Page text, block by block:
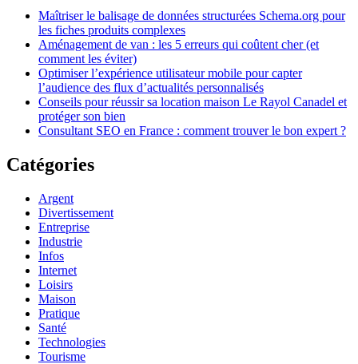
Maîtriser le balisage de données structurées Schema.org pour
les fiches produits complexes
Aménagement de van : les 5 erreurs qui coûtent cher (et
comment les éviter)
Optimiser l’expérience utilisateur mobile pour capter
l’audience des flux d’actualités personnalisés
Conseils pour réussir sa location maison Le Rayol Canadel et
protéger son bien
Consultant SEO en France : comment trouver le bon expert ?
Catégories
Argent
Divertissement
Entreprise
Industrie
Infos
Internet
Loisirs
Maison
Pratique
Santé
Technologies
Tourisme